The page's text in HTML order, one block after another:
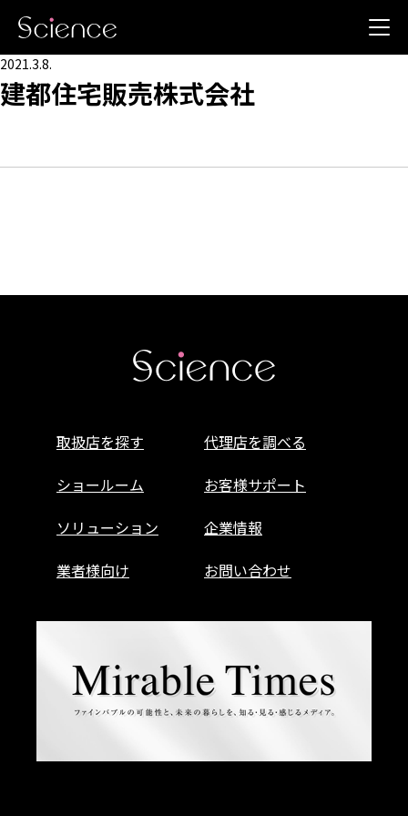
2021.3.8.
建都住宅販売株式会社
取扱店を探す
代理店を調べる
ショールーム
お客様サポート
ソリューション
企業情報
業者様向け
お問い合わせ